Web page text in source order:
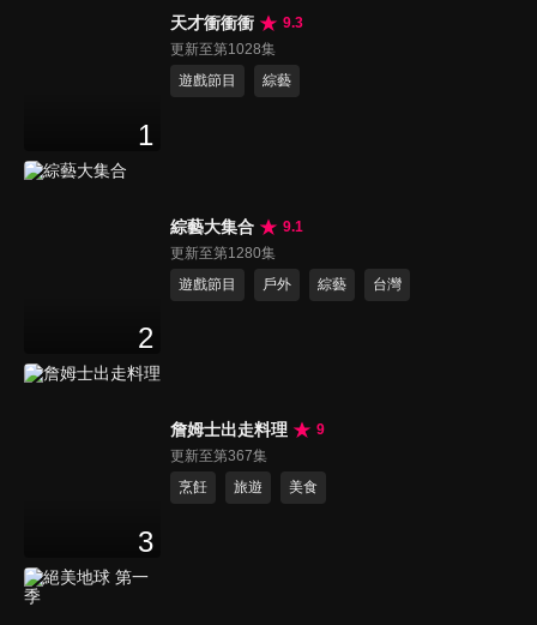
1
天才衝衝衝
9.3
更新至第1028集
遊戲節目
綜藝
2
綜藝大集合
9.1
更新至第1280集
遊戲節目
戶外 綜藝 台灣
3
詹姆士出走料理
9
更新至第367集
烹飪
旅遊 美食